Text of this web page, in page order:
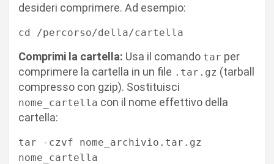
desideri comprimere. Ad esempio:
cd /percorso/della/cartella
Comprimi la cartella: Usa il comando tar per
comprimere la cartella in un file .tar.gz (tarball
compresso con gzip). Sostituisci
nome_cartella con il nome effettivo della
cartella:
tar -czvf nome_archivio.tar.gz
nome_cartella